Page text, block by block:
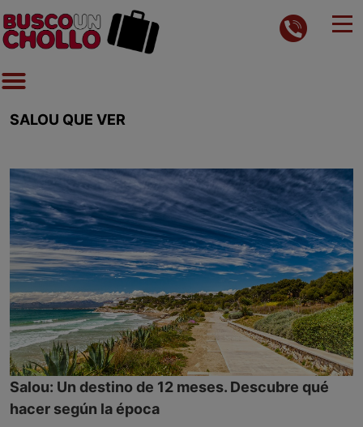
SALOU QUE VER
Salou: Un destino de 12 meses. Descubre qué
hacer según la época